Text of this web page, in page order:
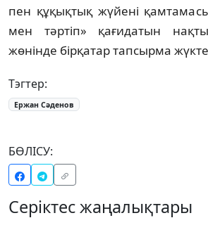
пен құқықтық жүйені
мен тәртіп» қағидатын
жөнінде бірқатар тапсырма
Тэгтер:
Ержан Сәденов
БӨЛІСУ:
Серіктес жаңалықтары